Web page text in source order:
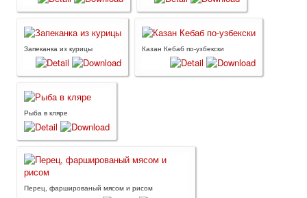
Запеканка из курицы Казан Кебаб по-узбекски
Рыба в кляре
Перец, фаршированый мясом и рисом